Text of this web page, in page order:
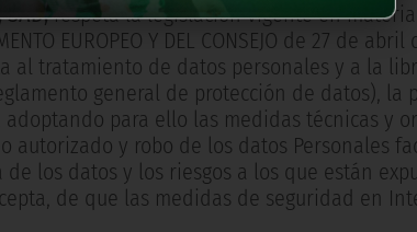
SAD,respeta la legislación vigente en materia
EUROPEO Y DEL CONSEJO de 27 de
al tratamiento de datos personales y a la
general de protección de datos),
para ello las medidas técnicas y
autorizado y robo de los datos Personales
los datos y los riesgos a los que están
de que las medidas de seguridad en